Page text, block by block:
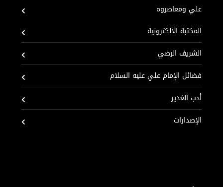
علي ومعاصروه
المكتبة الألكترونية
الشريف الرضي
فضائل الإمام علي عليه السلام
أدب الغدير
الإصدارات